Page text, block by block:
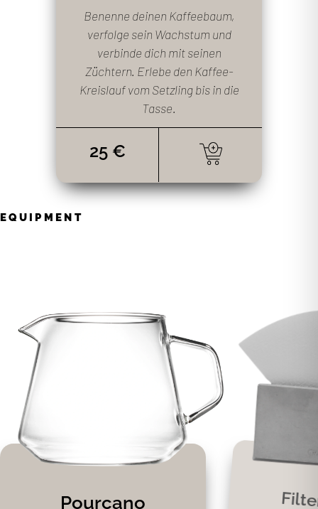
Benenne deinen Kaffeebaum,
verfolge sein Wachstum und
verbinde dich mit seinen
Züchtern. Erlebe den Kaffee-
Kreislauf vom Setzling bis in die
Tasse.
25 €
EQUIPMENT
Pourcano